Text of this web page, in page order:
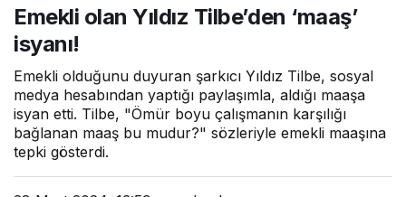
Emekli olan Yıldız Tilbe’den ‘maaş’
isyanı!
Emekli olduğunu duyuran şarkıcı Yıldız Tilbe, sosyal
medya hesabından yaptığı paylaşımla, aldığı maaşa
isyan etti. Tilbe, "Ömür boyu çalışmanın karşılığı
bağlanan maaş bu mudur?" sözleriyle emekli maaşına
tepki gösterdi.